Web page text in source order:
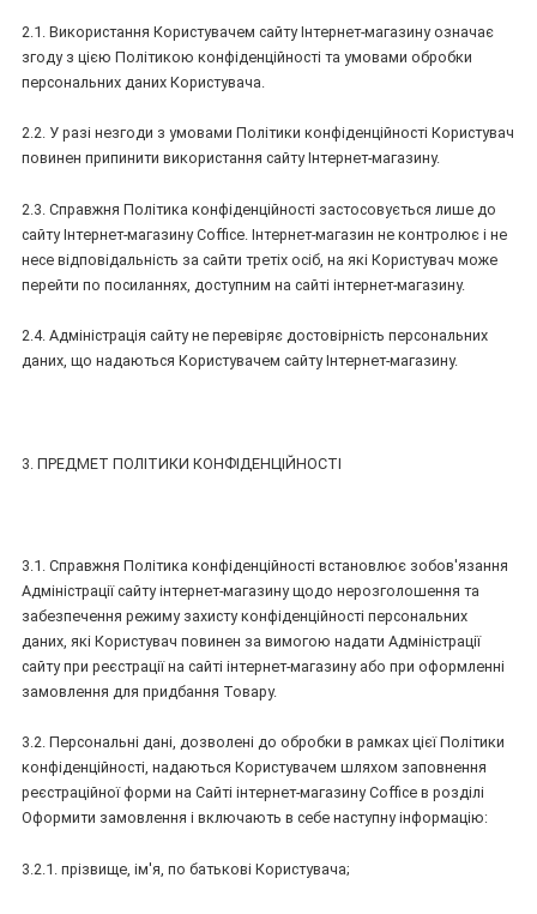
2.1. Використання Користувачем сайту Інтернет-магазину означає
згоду з цією Політикою конфіденційності та умовами обробки
персональних даних Користувача.
2.2. У разі незгоди з умовами Політики конфіденційності Користувач
повинен припинити використання сайту Інтернет-магазину.
2.3. Справжня Політика конфіденційності застосовується лише до
сайту Інтернет-магазину Coffice. Інтернет-магазин не контролює і не
несе відповідальність за сайти третіх осіб, на які Користувач може
перейти по посиланнях, доступним на сайті інтернет-магазину.
2.4. Адміністрація сайту не перевіряє достовірність персональних
даних, що надаються Користувачем сайту Інтернет-магазину.
3. ПРЕДМЕТ ПОЛІТИКИ КОНФІДЕНЦІЙНОСТІ
3.1. Справжня Політика конфіденційності встановлює зобов'язання
Адміністрації сайту інтернет-магазину щодо нерозголошення та
забезпечення режиму захисту конфіденційності персональних
даних, які Користувач повинен за вимогою надати Адміністрації
сайту при реєстрації на сайті інтернет-магазину або при оформленні
замовлення для придбання Товару.
3.2. Персональні дані, дозволені до обробки в рамках цієї Політики
конфіденційності, надаються Користувачем шляхом заповнення
реєстраційної форми на Сайті інтернет-магазину Coffice в розділі
Оформити замовлення і включають в себе наступну інформацію:
3.2.1. прізвище, ім'я, по батькові Користувача;